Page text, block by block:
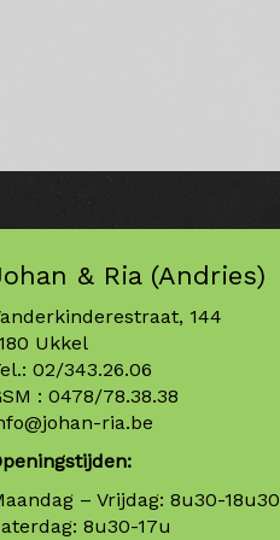
& Ria (Andries)
144
Ukkel
02/343.26.06
: 0478/78.38.38
ria.be
– Vrijdag: 8u30-18u30
8u30-17u